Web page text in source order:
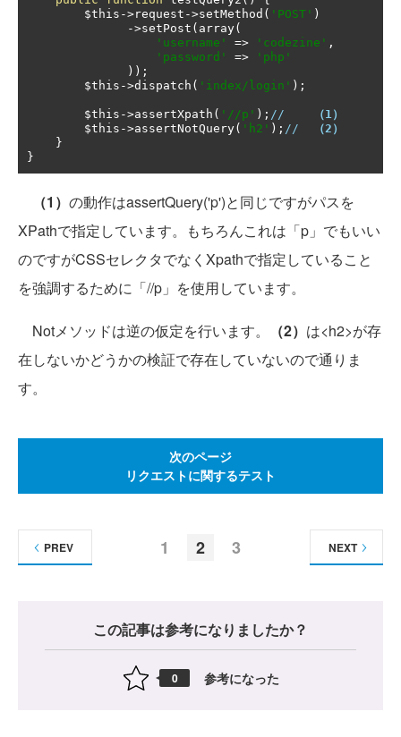
        $this
->request ->setMethod ( 'POST' )
->setPost ( array(
'username'
=> 'codezine' ,
'password'
=>
'php'
));
        $this
->dispatch ( 'index/login' );
        $this
->assertXpath ( '//p' ); //
（1）
        $this
->assertNotQuery( 'h2' ); //
（2）
}
}
（1） の動作はassertQuery('p')と同じですがパスを
XPathで指定しています。もちろんこれは「p」でもいい
のですがCSSセレクタでなくXpathで指定していること
を強調するために「//p」を使用しています。
Notメソッドは逆の仮定を行います。 （2） は<h2>が存
在しないかどうかの検証で存在していないので通りま
す。
次のページ
リクエストに関するテスト
1 2 3
PREV NEXT
この記事は参考になりましたか？
0 参考になった